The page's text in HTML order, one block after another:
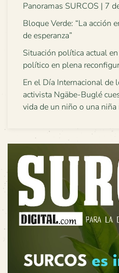
Panoramas SURCOS | 7
Bloque Verde: “La acción
de esperanza”
Situación política actual
político en plena
En el Día Internacional de
activista Ngäbe-Buglé
vida de un niño o una